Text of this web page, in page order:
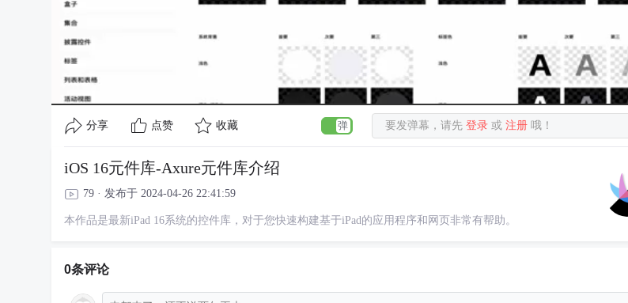
分享 点赞 收藏 要发弹幕，请先登录 或注册 哦！
iOS 16元件库-Axure元件库介绍
79 · 发布于 2024-04-26 22:41:59
本作品是最新iPad 16系统的控件库，对于您快速构建基于iPad的应用程序和网页非常有帮助。
0条评论